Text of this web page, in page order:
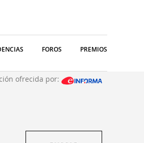
FOROS PREMIOS
ofrecida por: